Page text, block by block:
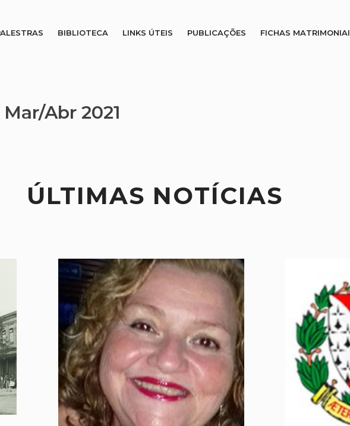
BIBLIOTECA LINKS ÚTEIS PUBLICAÇÕES FICHAS
Abr 2021
ÚLTIMAS NOTÍCIAS